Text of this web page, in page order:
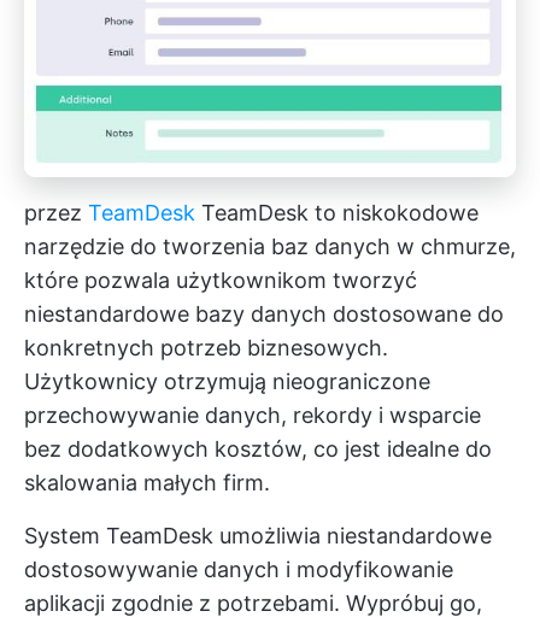
przez TeamDesk TeamDesk to niskokodowe
narzędzie do tworzenia baz danych w chmurze,
które pozwala użytkownikom tworzyć
niestandardowe bazy danych dostosowane do
konkretnych potrzeb biznesowych.
Użytkownicy otrzymują nieograniczone
przechowywanie danych, rekordy i wsparcie
bez dodatkowych kosztów, co jest idealne do
skalowania małych firm.
System TeamDesk umożliwia niestandardowe
dostosowywanie danych i modyfikowanie
aplikacji zgodnie z potrzebami. Wypróbuj go,